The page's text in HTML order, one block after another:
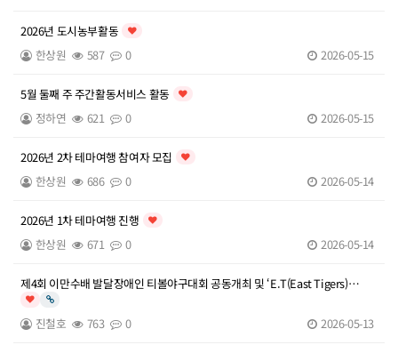
2026년 도시농부활동 인기글
한상원 587 0 2026-05-15
5월 둘째 주 주간활동서비스 활동 인기글
정하연 621 0 2026-05-15
2026년 2차 테마여행 참여자 모집 인기글
한상원 686 0 2026-05-14
2026년 1차 테마여행 진행 인기글
한상원 671 0 2026-05-14
제4회 이만수배 발달장애인 티볼야구대회 공동개최 및 ‘E.T(East Tigers)
야구단’ 티볼야구대회 우…
인기글 링크
진철호 763 0 2026-05-13